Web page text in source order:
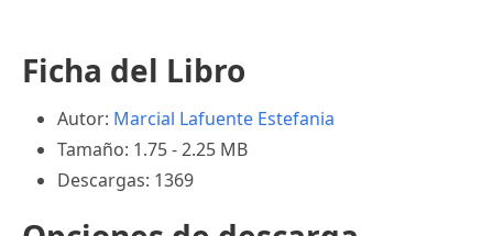
Ficha del Libro
Autor: Marcial Lafuente Estefania
Tamaño: 1.75 - 2.25 MB
Descargas: 1369